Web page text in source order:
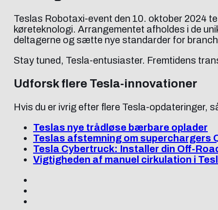
Teslas Robotaxi-event den 10. oktober 2024
køreteknologi. Arrangementet afholdes i de
deltagerne og sætte nye standarder for
Stay tuned, Tesla-entusiaster. Fremtidens
Udforsk flere Tesla-innovationer
Hvis du er ivrig efter flere Tesla-opdateringer,
Teslas nye trådløse bærbare oplader
Teslas afstemning om superchargers
Tesla Cybertruck: Installer din Off-
Vigtigheden af manuel cirkulation i